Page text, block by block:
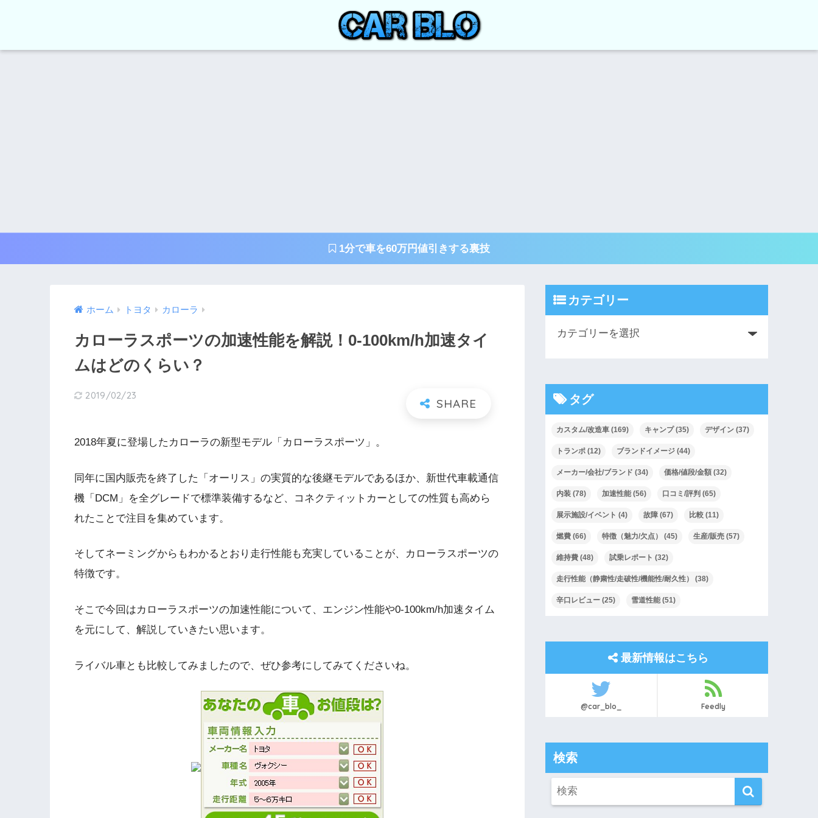
1分で車を60万円値引きする裏技
ホーム トヨタ カローラ
カローラスポーツの加速性能を解説！0-100km/h加速タイ
ムはどのくらい？
2019/02/23
2018年夏に登場したカローラの新型モデル「カローラスポーツ」。
同年に国内販売を終了した「オーリス」の実質的な後継モデルであるほか、新世代車載通信
機「DCM」を全グレードで標準装備するなど、コネクティットカーとしての性質も高めら
れたことで注目を集めています。
そしてネーミングからもわかるとおり走行性能も充実していることが、カローラスポーツの
特徴です。
そこで今回はカローラスポーツの加速性能について、エンジン性能や0-100km/h加速タイム
を元にして、解説していきたい思います。
ライバル車とも比較してみましたので、ぜひ参考にしてみてくださいね。
カテゴリー
タグ
カスタム/改造車 (169) キャンプ(35) デザイン (37)
トランポ (12) ブランドイメージ (44)
メーカー/会社/ブランド (34) 価格/値段/金額 (32)
内装 (78) 加速性能 (56) 口コミ/評判 (65)
展示施設/イベント (4) 故障 (67) 比較 (11)
燃費 (66) 特徴（魅力/欠点） (45) 生産/販売 (57)
維持費 (48) 試乗レポート (32)
走行性能（静粛性/走破性/機能性/耐久性） (38)
辛口レビュー (25) 雪道性能 (51)
最新情報はこちら
@car_blo_ Feedly
検索